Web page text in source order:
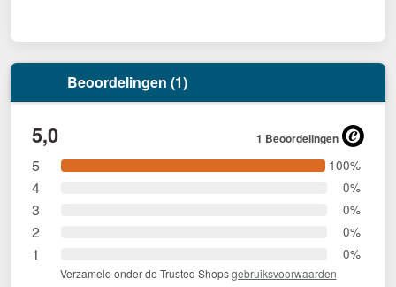
Beoordelingen (1)
5,0 1 Beoordelingen
5 100%
4 0%
3 0%
2 0%
1 0%
Verzameld onder de Trusted Shopsgebruiksvoorwaarden